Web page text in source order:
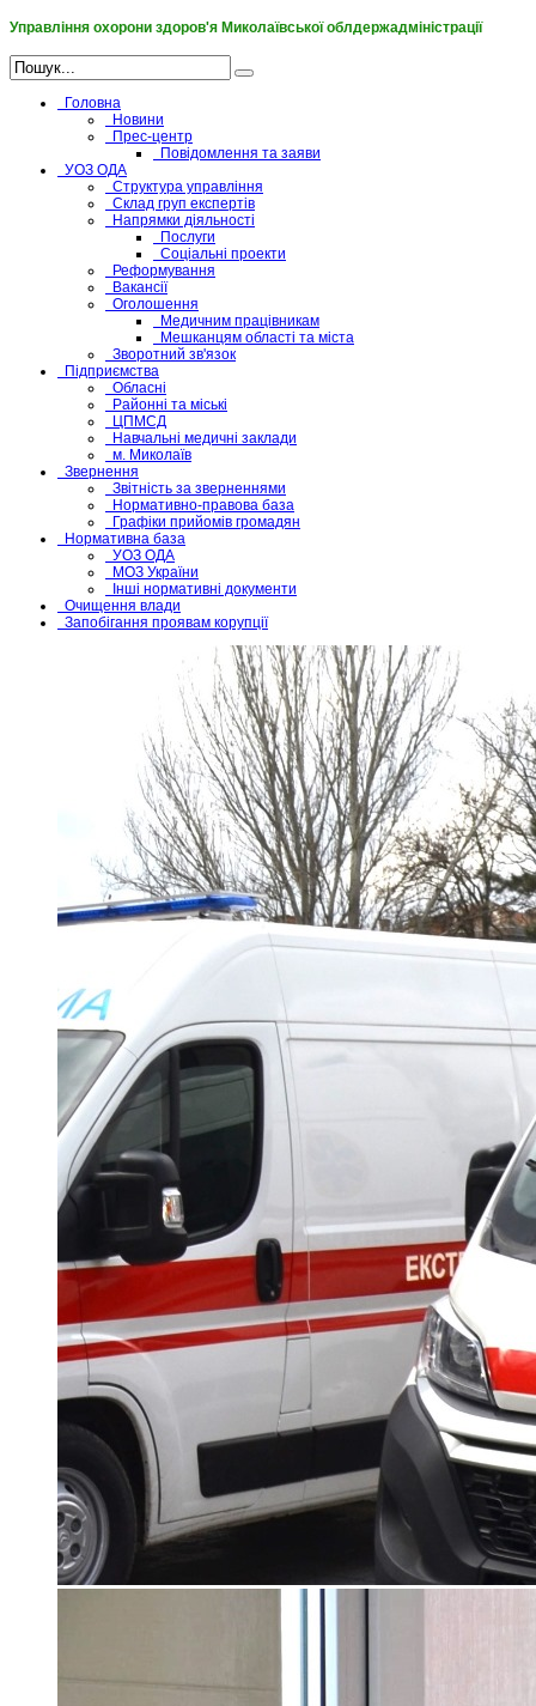
Управління охорони здоров'я Миколаївської облдержадміністрації
Головна
Новини
Прес-центр
Повідомлення та заяви
УОЗ ОДА
Структура управління
Склад груп експертів
Напрямки діяльності
Послуги
Соціальні проекти
Реформування
Вакансії
Оголошення
Медичним працівникам
Мешканцям області та міста
Зворотний зв'язок
Підприємства
Обласні
Районні та міські
ЦПМСД
Навчальні медичні заклади
м. Миколаїв
Звернення
Звітність за зверненнями
Нормативно-правова база
Графіки прийомів громадян
Нормативна база
УОЗ ОДА
МОЗ України
Інші нормативні документи
Очищення влади
Запобігання проявам корупції